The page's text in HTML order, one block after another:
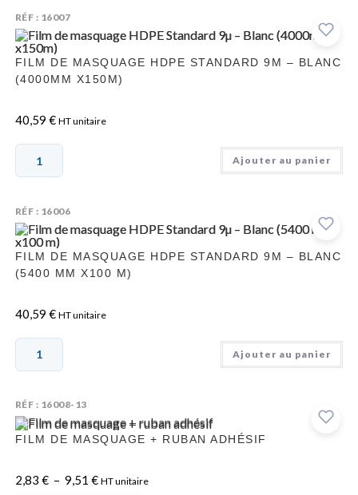
RÉF : 16007
FILM DE MASQUAGE HDPE STANDARD 9Μ – BLANC
(4000MM X150M)
40,59 € HT unitaire
Ajouter au panier
RÉF : 16006
FILM DE MASQUAGE HDPE STANDARD 9Μ – BLANC
(5400 MM X100 M)
40,59 € HT unitaire
Ajouter au panier
RÉF : 16008-13
FILM DE MASQUAGE + RUBAN ADHÉSIF
2,83 € – 9,51 € HT unitaire